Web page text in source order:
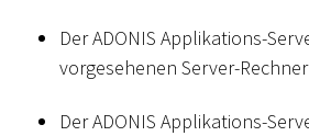
Der ADONIS Applikations-
vorgesehenen Server-
Der ADONIS Applikations-